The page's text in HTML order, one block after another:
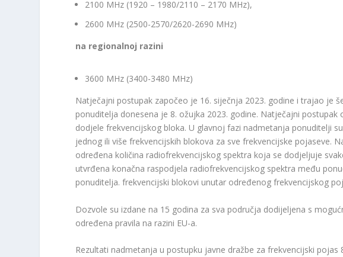
2100 MHz (1920 – 1980/2110 – 2170 MHz),
2600 MHz (2500-2570/2620-2690 MHz)
na regionalnoj razini
3600 MHz (3400-3480 MHz)
Natječajni postupak započeo je 16. siječnja 2023. godine i trajao je
ponuditelja donesena je 8. ožujka 2023. godine. Natječajni
dodjele frekvencijskog bloka. U glavnoj fazi nadmetanja ponuditelji
jednog ili više frekvencijskih blokova za sve frekvencijske pojaseve.
određena količina radiofrekvencijskog spektra koja se dodjeljuje
utvrđena konačna raspodjela radiofrekvencijskog spektra među
ponuditelja. frekvencijski blokovi unutar određenog frekvencijskog
Dozvole su izdane na 15 godina za sva područja dodijeljena s
određena pravila na razini EU-a.
Rezultati nadmetanja u postupku javne dražbe za frekvencijski